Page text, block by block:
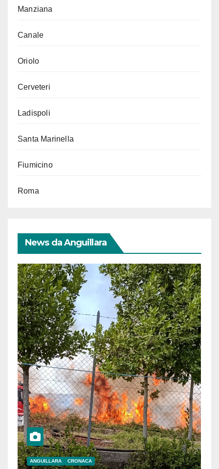
Manziana
Canale
Oriolo
Cerveteri
Ladispoli
Santa Marinella
Fiumicino
Roma
News da Anguillara
ANGUILLARA CRONACA